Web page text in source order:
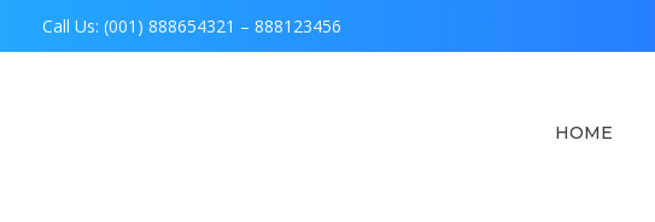
Call Us: (001) 888654321 – 888123456
HOME